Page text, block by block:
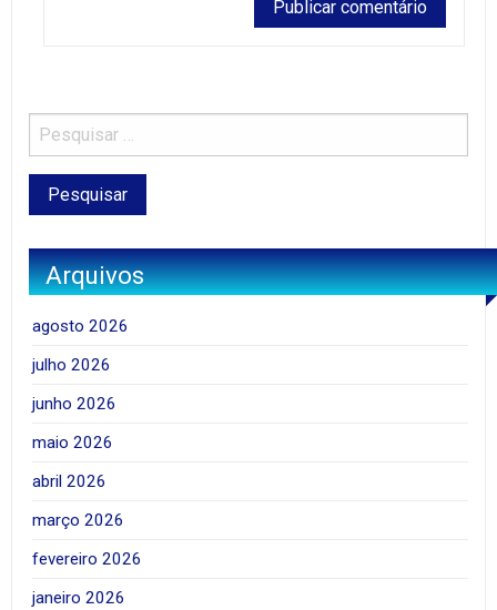
Arquivos
agosto 2026
julho 2026
junho 2026
maio 2026
abril 2026
março 2026
fevereiro 2026
janeiro 2026